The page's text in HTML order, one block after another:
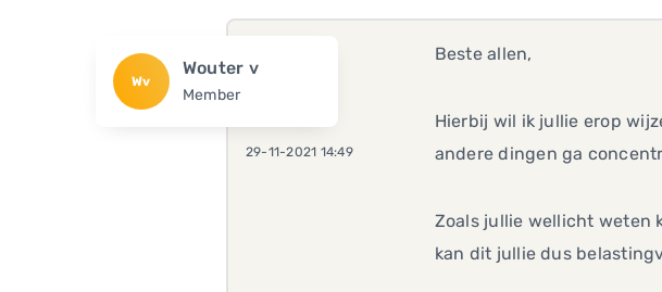
Wv
Wouter v
Member
29-11-2021 14:49
Beste allen,
Hierbij wil ik jullie erop
andere dingen ga
Zoals jullie wellicht weten
kan dit jullie dus